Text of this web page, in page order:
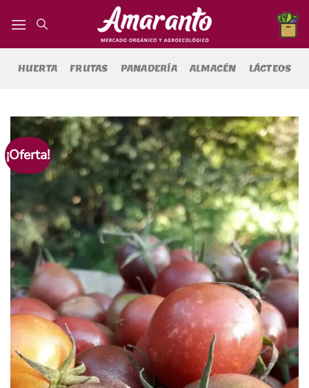
HUERTA FRUTAS PANADERÍA ALMACÉN LÁCTEOS
¡Oferta!